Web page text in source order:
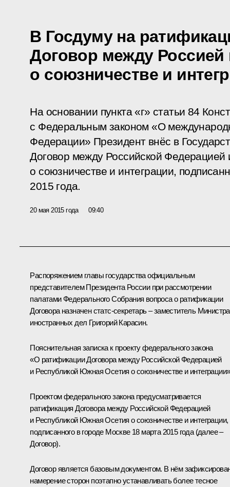
В Госдуму на
Договор между
о союзничестве и
На основании пункта «г» статьи 84
с Федеральным законом «О
Федерации» Президент внёс в
Договор между Российской
о союзничестве и интеграции,
2015 года.
20 мая 2015 года 09:40
Распоряжением главы государства официальным
представителем Президента России при рассмотрении
палатами Федерального Собрания вопроса о ратификации
Договора назначен статс-секретарь – заместитель Министра
иностранных дел Григорий Карасин.
Пояснительная записка к проекту федерального закона
«О ратификации Договора между Российской Федерацией
и Республикой Южная Осетия о союзничестве и интеграции»
Проектом федерального закона предусматривается
ратификацияДоговорамежду Российской Федерацией
и Республикой Южная Осетия о союзничестве и интеграции,
подписанного в городе Москве 18 марта 2015 года (далее –
Договор).
Договор является базовым документом. В нём
намерение сторон поэтапно устанавливать более тесное